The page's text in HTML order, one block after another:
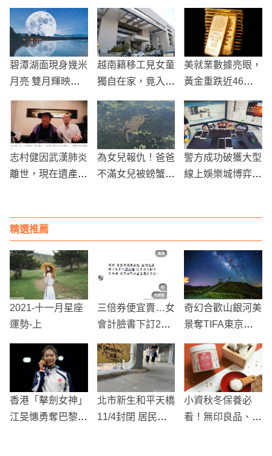
碧潭湖面現身幾米
月亮 雙月輝映成
越南籍移工見女童
獨自在家，竟入侵
美就業數據亮眼，
黃金重跌近46美
志村健因武漢肺炎
離世，現在遺產分
為女兒報仇！爸爸
不滿女兒被螃蟹夾
警方成功破獲大型
線上娛樂城博弈集
精選推薦
2021-十一月星座
運勢-上
三倍券便宜賣…女
會計臉書下訂20
奇幻合歡山銀河美
景奪TIFA東京國
香港「擊劍女神」
江旻憓勇奪巴黎奧
北市新生和平天橋
11/4封閉 居民盼
小資秋冬保養必
看！無印良品、台